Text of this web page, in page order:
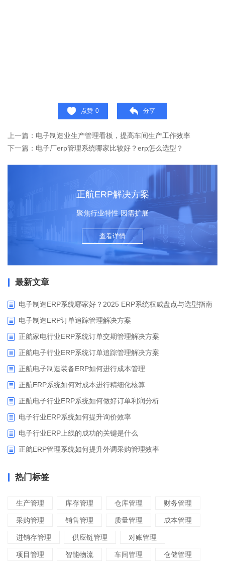
点赞 0 分享
上一篇：电子制造业生产管理看板，提高车间生产工作效率
下一篇：电子厂erp管理系统哪家比较好？erp怎么选型？
正航ERP解决方案
聚焦行业特性 因需扩展
查看详情
最新文章
电子制造ERP系统哪家好？2025 ERP系统权威盘点与选型指南
电子制造ERP订单追踪管理解决方案
正航家电行业ERP系统订单交期管理解决方案
正航电子行业ERP系统订单追踪管理解决方案
正航电子制造装备ERP如何进行成本管理
正航ERP系统如何对成本进行精细化核算
正航电子行业ERP系统如何做好订单利润分析
电子行业ERP系统如何提升询价效率
电子行业ERP上线的成功的关键是什么
正航ERP管理系统如何提升外调采购管理效率
热门标签
生产管理 库存管理 仓库管理 财务管理
采购管理 销售管理 质量管理 成本管理
进销存管理 供应链管理 对账管理
项目管理 智能物流 车间管理 仓储管理